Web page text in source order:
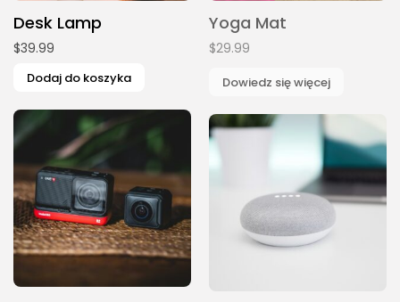
Desk Lamp
$39.99
Dodaj do koszyka
Yoga Mat
$29.99
Dowiedz się więcej